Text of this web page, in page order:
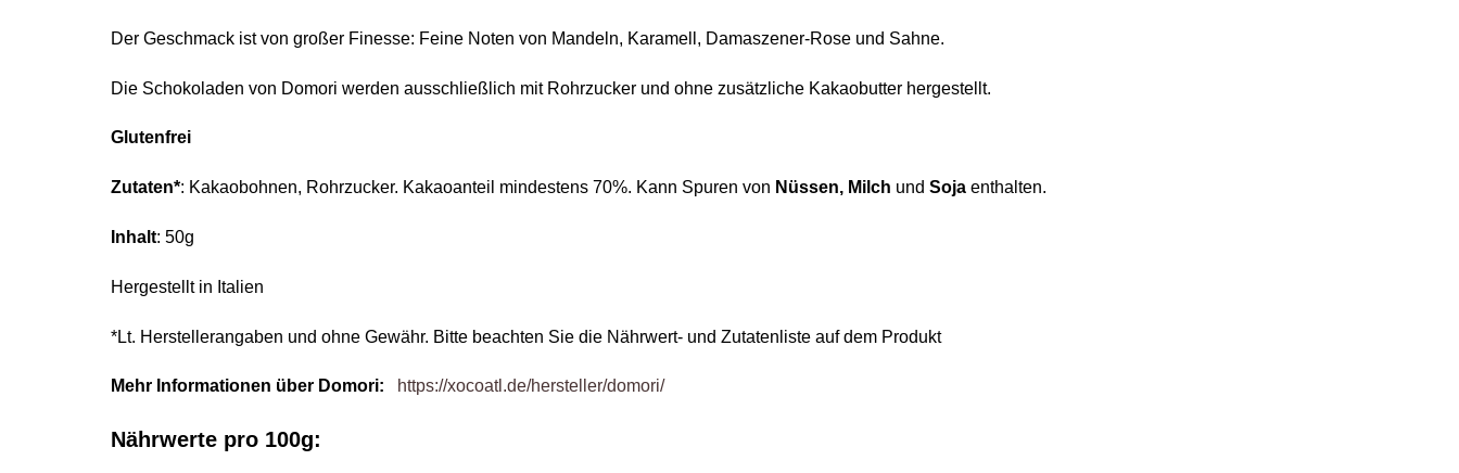
Der Geschmack ist von großer Finesse: Feine Noten von Mandeln, Karamell, Damaszener-Rose und Sahne.
Die Schokoladen von Domori werden ausschließlich mit Rohrzucker und ohne zusätzliche Kakaobutter hergestellt.
Glutenfrei
Zutaten*: Kakaobohnen, Rohrzucker. Kakaoanteil mindestens 70%. Kann Spuren von Nüssen, Milch und Soja enthalten.
Inhalt: 50g
Hergestellt in Italien
*Lt. Herstellerangaben und ohne Gewähr. Bitte beachten Sie die Nährwert- und Zutatenliste auf dem Produkt
Mehr Informationen über Domori: https://xocoatl.de/hersteller/domori/
Nährwerte pro 100g: